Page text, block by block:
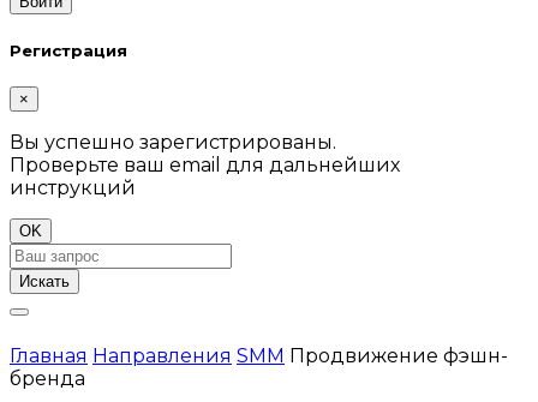
Регистрация
×
Вы успешно зарегистрированы.
Проверьте ваш email для дальнейших
инструкций
OK
Искать
Главная Направления SMM Продвижение фэшн-
бренда